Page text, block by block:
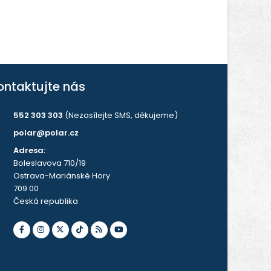
nás
552 303 303 (Nezasílejte SMS, děkujeme)
polar@polar.cz
Adresa:
Boleslavova 710/19
Ostrava-Mariánské Hory
709 00
Česká republika